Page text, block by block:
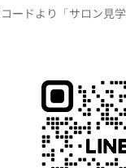
ドより「サロン見